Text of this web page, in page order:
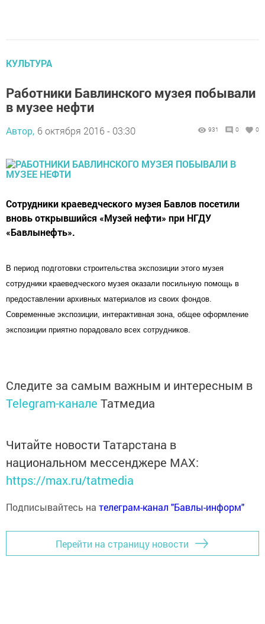
КУЛЬТУРА
Работники Бавлинского музея побывали
в музее нефти
Автор, 6 октября 2016 - 03:30 931 0 0
Сотрудники краеведческого музея Бавлов посетили
вновь открывшийся «Музей нефти» при НГДУ
«Бавлынефть».
В период подготовки строительства экспозиции этого музея
сотрудники краеведческого музея оказали посильную помощь в
предоставлении архивных материалов из своих фондов.
Современные экспозиции, интерактивная зона, общее оформление
экспозиции приятно порадовало всех сотрудников.
Следите за самым важным и интересным в
Telegram-канале Татмедиа
Читайте новости Татарстана в
национальном мессенджере MАХ:
https://max.ru/tatmedia
Подписывайтесь на телеграм-канал "Бавлы-информ"
Перейти на страницу новости